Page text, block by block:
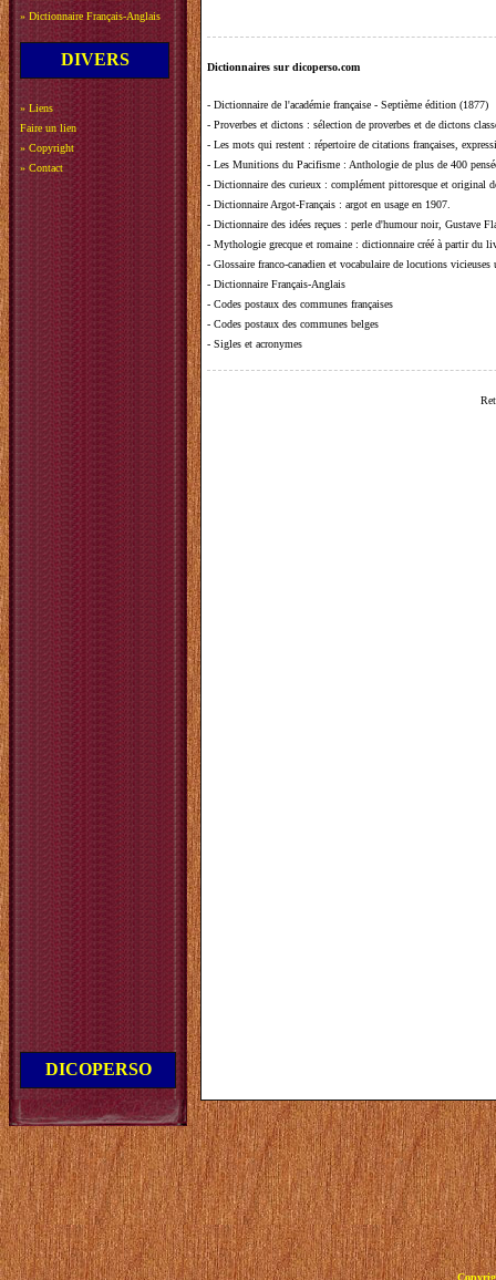
» Dictionnaire Français-Anglais
DIVERS
» Liens
Faire un lien
» Copyright
» Contact
DICOPERSO
Dictionnaires sur dicoperso.com
- Dictionnaire de l'académie française - Septième édition (1877)
- Proverbes et dictons : sélection de proverbes et de dictons
- Les mots qui restent : répertoire de citations françaises,
- Les Munitions du Pacifisme : Anthologie de plus de 400
- Dictionnaire des curieux : complément pittoresque et original
- Dictionnaire Argot-Français : argot en usage en 1907.
- Dictionnaire des idées reçues : perle d'humour noir, Gustave
- Mythologie grecque et romaine : dictionnaire créé à partir du
- Glossaire franco-canadien et vocabulaire de locutions vicieuses
- Dictionnaire Français-Anglais
- Codes postaux des communes françaises
- Codes postaux des communes belges
- Sigles et acronymes